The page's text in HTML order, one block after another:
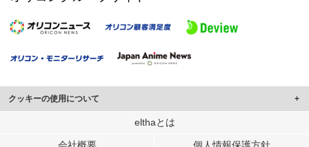
クッキーの使用について
このサイトでは Cookie を使用して、ユーザーに合わせたコンテンツや広告の
行っています。
elthaとは